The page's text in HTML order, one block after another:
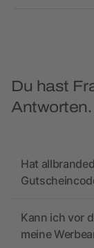
Du hast
Antworten.
Hat
Kann ich vor
meine